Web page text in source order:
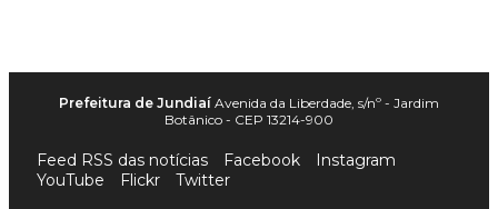
Prefeitura de Jundiaí Avenida da Liberdade, s/nº - Jardim
Botânico - CEP 13214-900
Feed RSS das notícias Facebook
Instagram
YouTube
Flickr Twitter